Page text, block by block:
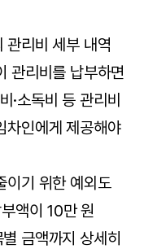
관리비 세부 내역
관리비를 납부하면
·소독비 등 관리비
차인에게 제공해야
이기 위한 예외도
액이 10만 원
금액까지 상세히